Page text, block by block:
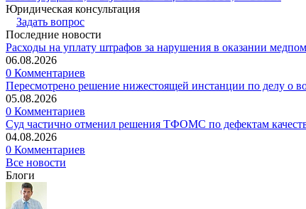
Юридическая консультация
Задать вопрос
Последние новости
Расходы на уплату штрафов за нарушения в оказании
06.08.2026
0 Комментариев
Пересмотрено решение нижестоящей инстанции по делу о
05.08.2026
0 Комментариев
Суд частично отменил решения ТФОМС по дефектам
04.08.2026
0 Комментариев
Все новости
Блоги